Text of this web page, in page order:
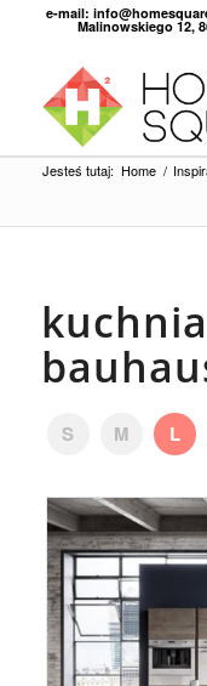
e-mail:
Malinowskiego 12,
Jesteś tutaj: Home /
S M L